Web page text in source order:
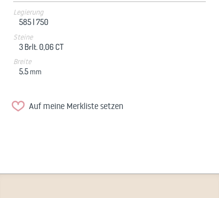
Legierung
585 |750
Steine
3 Brlt. 0,06 CT
Breite
5.5 mm
Auf meine Merkliste setzen